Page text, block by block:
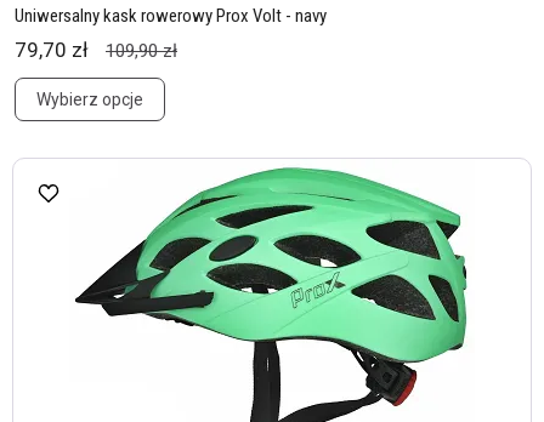
Uniwersalny kask rowerowy Prox Volt - navy
79,70 zł 109,90 zł
Wybierz opcje